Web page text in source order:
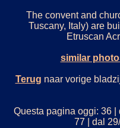
The convent and
Tuscany, Italy) are
Etruscan
similar
Terug naar vorige
Questa pagina oggi: 36 |
77 | dal